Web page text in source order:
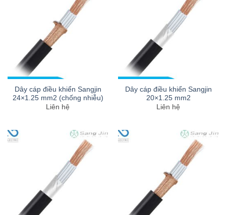
Dây cáp điều khiển Sangjin
24×1.25 mm2 (chống nhiễu)
Liên hệ
Dây cáp điều khiển Sangjin
20×1.25 mm2
Liên hệ